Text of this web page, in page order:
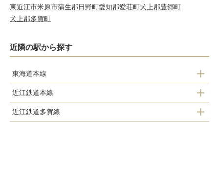
東近江市米原市蒲生郡日野町愛知郡愛荘町犬上郡豊郷町
犬上郡多賀町
近隣の駅から探す
東海道本線
彦根駅
南彦根駅
近江鉄道本線
フジテック前駅
近江鉄道多賀線